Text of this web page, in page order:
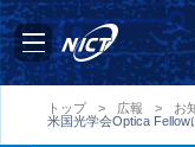
トップ > 広報 > お
米国光学会Optica